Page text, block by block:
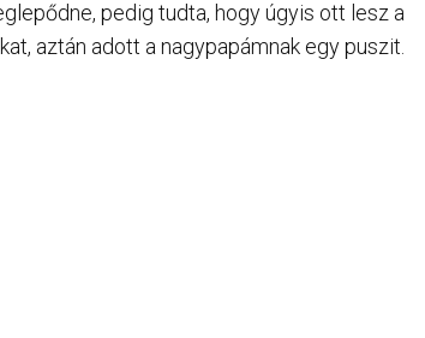
pedig tudta, hogy úgyis ott lesz a
aztán adott a nagypapámnak egy puszit.